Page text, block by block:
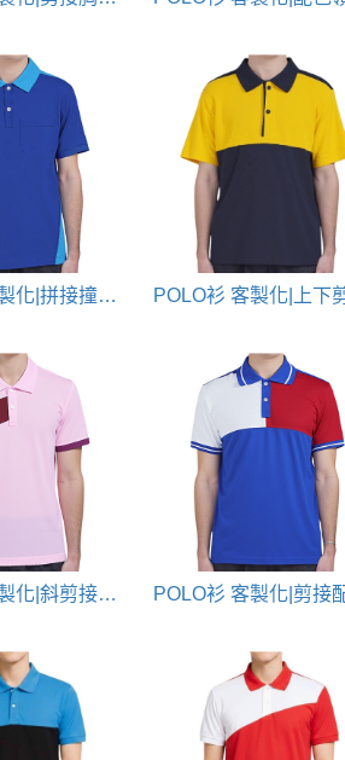
POLO衫 客製化|拼接撞色POLO衫
POLO衫 客製化|斜剪接配色款